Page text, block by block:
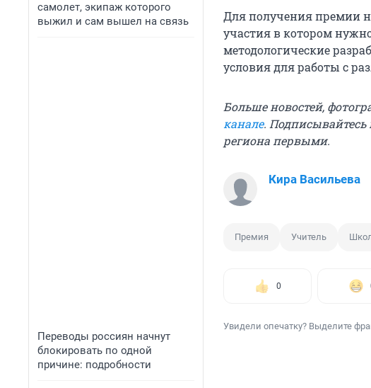
самолет, экипаж которого
выжил и сам вышел на связь
Переводы россиян начнут
блокировать по одной
причине: подробности
Для получения премии
участия в котором
методологические
условия для работы с
Больше новостей,
канале. Подписывайтесь
региона первыми.
Кира Васильева
Премия Учитель
0
Увидели опечатку? Выделите